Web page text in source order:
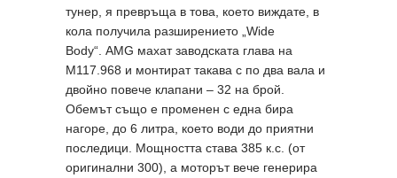
тунер, я превръща в това, което виждате, в
кола получила разширението „Wide
Body“. AMG махат заводската глава на
M117.968 и монтират такава с по два вала и
двойно повече клапани – 32 на брой.
Обемът също е променен с една бира
нагоре, до 6 литра, което води до приятни
последици. Мощността става 385 к.с. (от
оригинални 300), а моторът вече генерира